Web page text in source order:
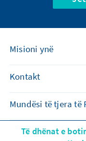
Misioni ynë
Kontakt
Mundësi të tjera të
Të dhënat e